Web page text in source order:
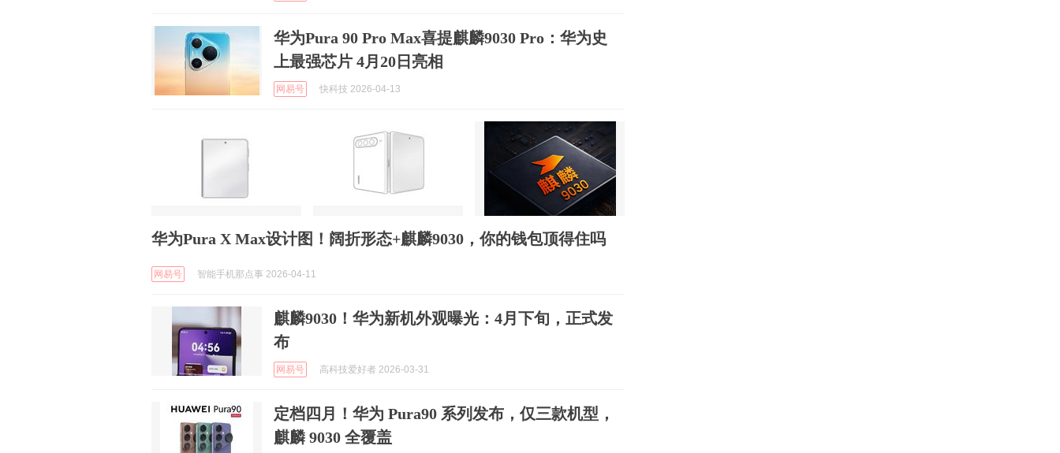
华为Pura 90 Pro Max喜提麒麟9030 Pro：华为史
上最强芯片 4月20日亮相
网易号 快科技 2026-04-13
华为Pura X Max设计图！阔折形态+麒麟9030，你的钱包顶得住吗
网易号 智能手机那点事 2026-04-11
麒麟9030！华为新机外观曝光：4月下旬，正式发
布
网易号 高科技爱好者 2026-03-31
定档四月！华为 Pura90 系列发布，仅三款机型，
麒麟 9030 全覆盖